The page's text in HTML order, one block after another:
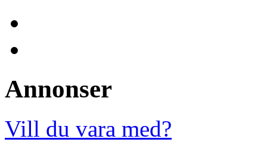
Annonser
Vill du vara med?